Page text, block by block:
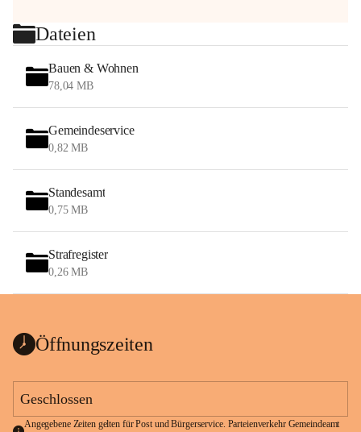
Dateien
Bauen & Wohnen
78,04 MB
Gemeindeservice
0,82 MB
Standesamt
0,75 MB
Strafregister
0,26 MB
Öffnungszeiten
Geschlossen
Angegebene Zeiten gelten für Post und Bürgerservice. Parteienverkehr Gemeindeamt